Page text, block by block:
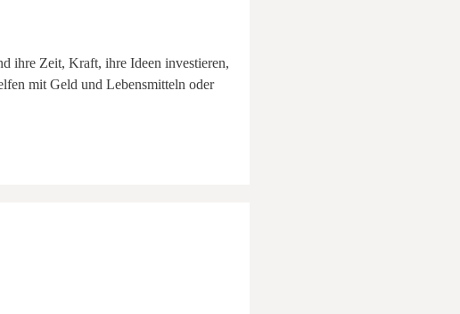
ihre Zeit, Kraft, ihre Ideen investieren,
mit Geld und Lebensmitteln oder